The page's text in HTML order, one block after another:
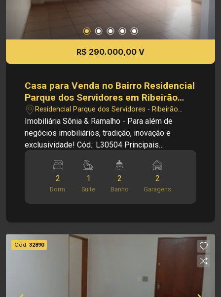
R$ 290.000,00 V
Casa para Venda no Bairro Residencial
Parque dos Servidores em Ribeirão
Preto/SP.
Residencial Parque dos Servidores - Ribeirão
Preto/SP
Imobiliária Sônia & Ramalho - Para além de
negócios imobiliários, tradição, inovação e
exclusividade! Cód.: L30504 Principais
Cozinha - 02 Dormitórios sendo 01 suíte - 01
Banheiro social - Área de serviço - 02 Vagas de
serviço Dimensões: - 160,00m² de Terreno -
99,64m² de Área útil - 119,58m² de Área
comércios. Investimento de Venda: R$
290.000,00 Obs.: como imobiliária, me reservo o
direito de alterar qualquer informação referente
aos valores, dados e disponibilidade de meus
2
Dorm.
1
Suite
2
Banho
2
Garagens
Cód. 32890